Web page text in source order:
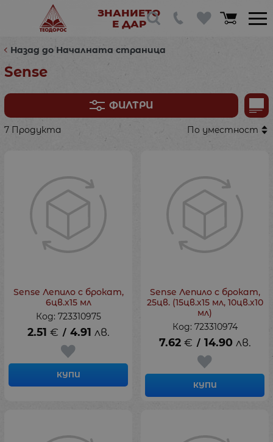
ЗНАНИЕТО
Е ДАР
Назад до Началната страница
Sense
ФИЛТРИ
7 Продукта По уместност
Sense Лепило с брокат,
6цв.х15 мл
Код: 723310975
2.51 € / 4.91 лв.
КУПИ
Sense Лепило с брокат,
25цв. (15цв.х15 мл, 10цв.х10
мл)
Код: 723310974
7.62 € / 14.90 лв.
КУПИ